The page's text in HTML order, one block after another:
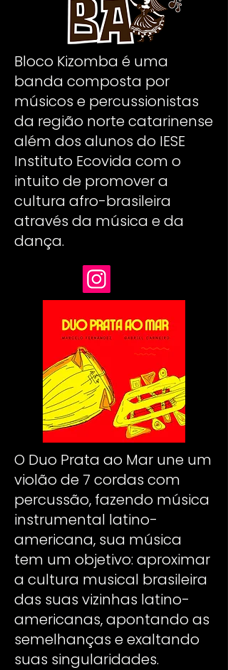
Bloco Kizomba é uma
banda composta por
músicos e percussionistas
da região norte catarinense
além dos alunos do IESE
Instituto Ecovida com o
intuito de promover a
cultura afro-brasileira
através da música e da
dança.
O Duo Prata ao Mar une um
violão de 7 cordas com
percussão, fazendo música
instrumental latino-
americana, sua música
tem um objetivo: aproximar
a cultura musical brasileira
das suas vizinhas latino-
americanas, apontando as
semelhanças e exaltando
suas singularidades.